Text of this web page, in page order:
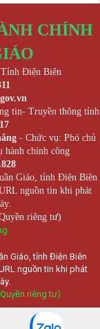
CHÍNH
Điện Biên
tin- Truyền thông tỉnh
- Chức vụ: Phó chủ
hành chính công
Giáo, tỉnh Điện Biên
nguồn tin khi phát
riêng tư)
Giáo, tỉnh Điện Biên
nguồn tin khi phát
riêng tư)